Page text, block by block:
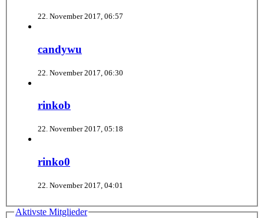
22. November 2017, 06:57
candywu
22. November 2017, 06:30
rinkob
22. November 2017, 05:18
rinko0
22. November 2017, 04:01
Aktivste Mitglieder